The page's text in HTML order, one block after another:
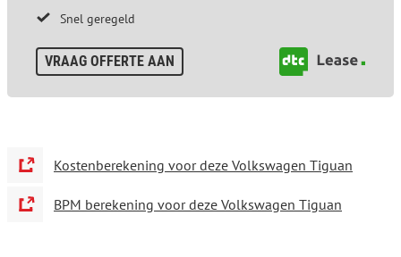
Snel geregeld
VRAAG OFFERTE AAN
Kostenberekening voor deze Volkswagen Tiguan
BPM berekening voor deze Volkswagen Tiguan